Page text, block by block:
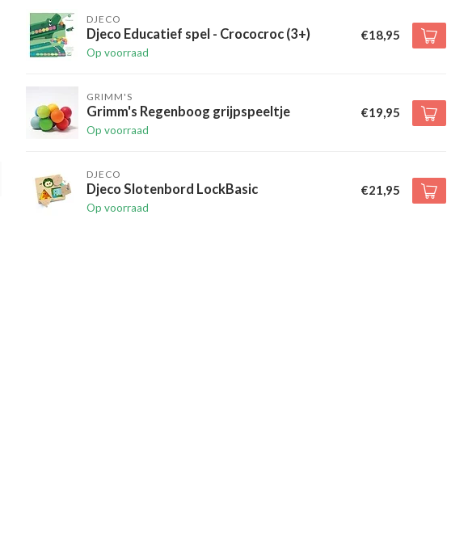
DJECO
Djeco Educatief spel - Crococroc (3+)
Op voorraad
€18,95
GRIMM'S
Grimm's Regenboog grijpspeeltje
Op voorraad
€19,95
DJECO
Djeco Slotenbord LockBasic
Op voorraad
€21,95